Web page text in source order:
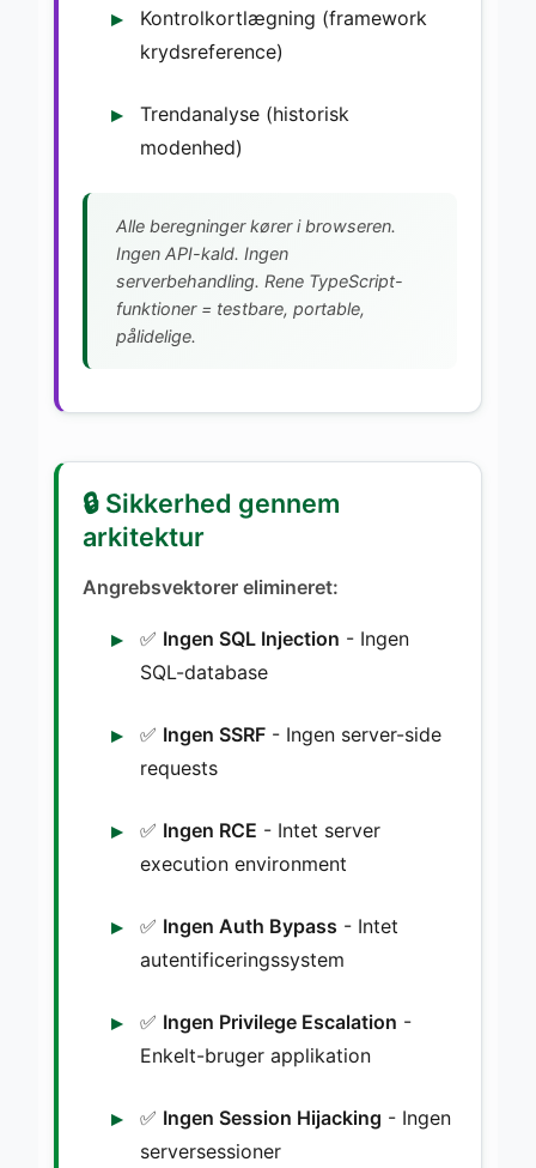
Kontrolkortlægning (framework
krydsreference)
Trendanalyse (historisk
modenhed)
Alle beregninger kører i browseren.
Ingen API-kald. Ingen
serverbehandling. Rene TypeScript-
funktioner = testbare, portable,
pålidelige.
🔒 Sikkerhed gennem
arkitektur
Angrebsvektorer elimineret:
✅ Ingen SQL Injection - Ingen
SQL-database
✅ Ingen SSRF - Ingen server-side
requests
✅ Ingen RCE - Intet server
execution environment
✅ Ingen Auth Bypass - Intet
autentificeringssystem
✅ Ingen Privilege Escalation -
Enkelt-bruger applikation
✅ Ingen Session Hijacking - Ingen
serversessioner